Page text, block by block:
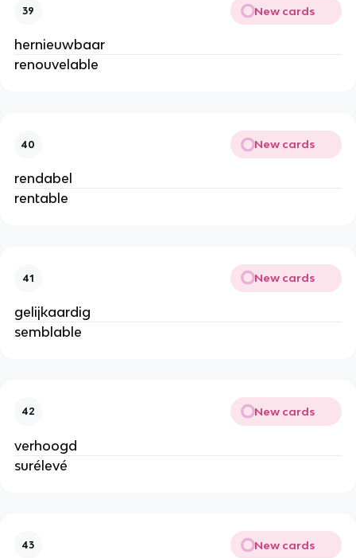
39 New cards
hernieuwbaar
renouvelable
40 New cards
rendabel
rentable
41 New cards
gelijkaardig
semblable
42 New cards
verhoogd
surélevé
43 New cards